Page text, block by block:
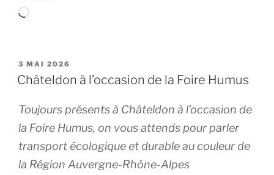
Chargement…
PUBLIÉ
LE
3 MAI 2026
Châteldon à l’occasion de la Foire Humus
Toujours présents à Châteldon à l’occasion de
la Foire Humus, on vous attends pour parler
transport écologique et durable au couleur de
la Région Auvergne-Rhône-Alpes